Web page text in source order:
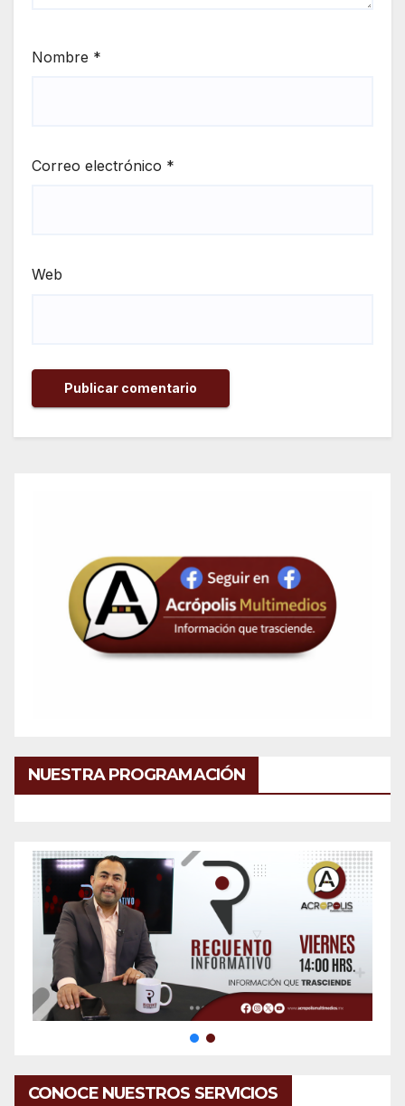
Nombre *
Correo electrónico *
Web
NUESTRA PROGRAMACIÓN
CONOCE NUESTROS SERVICIOS